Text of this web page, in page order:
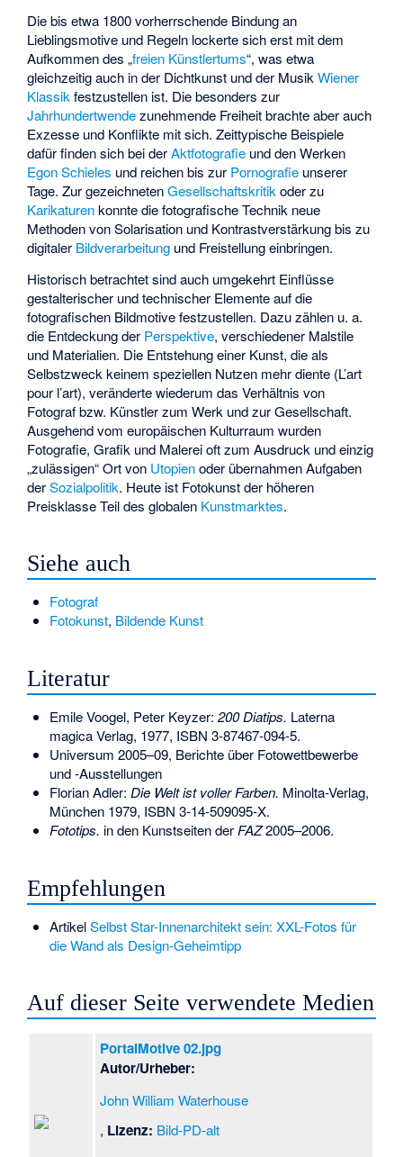
Die bis etwa 1800 vorherrschende Bindung an
Lieblingsmotive und Regeln lockerte sich erst mit dem
Aufkommen des „freien Künstlertums“, was etwa
gleichzeitig auch in der Dichtkunst und der MusikWiener
Klassik festzustellen ist. Die besonders zur
Jahrhundertwendezunehmende Freiheit brachte aber auch
Exzesse und Konflikte mit sich. Zeittypische Beispiele
dafür finden sich bei derAktfotografie und den Werken
Egon Schieles und reichen bis zur Pornografie unserer
Tage. Zur gezeichnetenGesellschaftskritik oder zu
Karikaturenkonnte die fotografische Technik neue
Methoden von Solarisation und Kontrastverstärkung bis zu
digitaler Bildverarbeitung und Freistellung einbringen.
Historisch betrachtet sind auch umgekehrt Einflüsse
gestalterischer und technischer Elemente auf die
fotografischen Bildmotive festzustellen. Dazu zählen u. a.
die Entdeckung der Perspektive, verschiedener Malstile
und Materialien. Die Entstehung einer Kunst, die als
Selbstzweck keinem speziellen Nutzen mehr diente (L’art
pour l’art), veränderte wiederum das Verhältnis von
Fotograf bzw. Künstler zum Werk und zur Gesellschaft.
Ausgehend vom europäischen Kulturraum wurden
Fotografie, Grafik und Malerei oft zum Ausdruck und einzig
„zulässigen“ Ort von Utopienoder übernahmen Aufgaben
derSozialpolitik. Heute ist Fotokunst der höheren
Preisklasse Teil des globalen Kunstmarktes.
Siehe auch
Fotograf
Fotokunst, Bildende Kunst
Literatur
Emile Voogel, Peter Keyzer: 200 Diatips. Laterna
magica Verlag, 1977, ISBN 3-87467-094-5.
Universum 2005–09, Berichte über Fotowettbewerbe
und -Ausstellungen
Florian Adler: Die Welt ist voller Farben. Minolta-Verlag,
München 1979, ISBN 3-14-509095-X.
Fototips. in den Kunstseiten der FAZ2005–2006.
Empfehlungen
ArtikelSelbst Star-Innenarchitekt sein: XXL-Fotos für
die Wand als Design-Geheimtipp
Auf dieser Seite verwendete Medien
PortalMotive 02.jpg
Autor/Urheber:
John William Waterhouse
, Lizenz: Bild-PD-alt